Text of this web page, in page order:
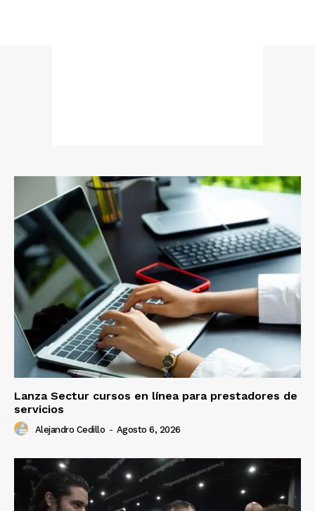
Lanza Sectur cursos en línea para prestadores de
servicios
Alejandro Cedillo - Agosto 6, 2026